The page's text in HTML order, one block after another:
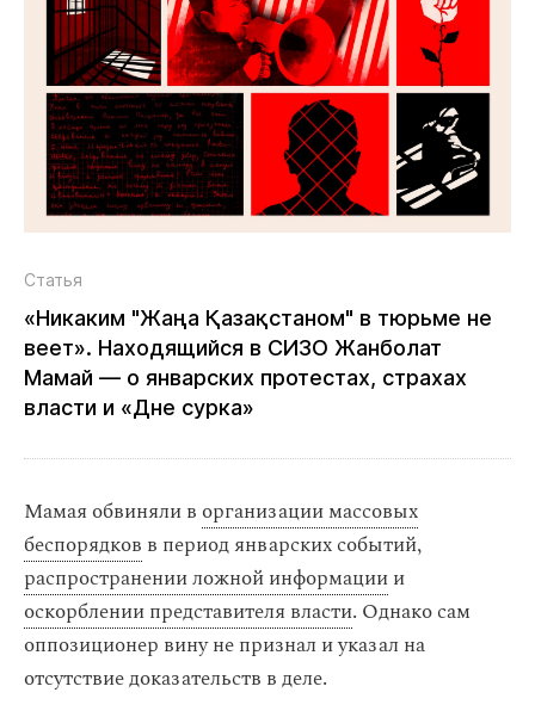
Статья
«Никаким "Жаңа Қазақстаном" в тюрьме не
веет». Находящийся в СИЗО Жанболат
Мамай — о январских протестах, страхах
власти и «Дне сурка»
Мамая обвиняли в организации массовых
беспорядков в период январских событий,
распространении ложной информациии
оскорблении представителя власти. Однако сам
оппозиционер вину не признал и указал на
отсутствие доказательств в деле.